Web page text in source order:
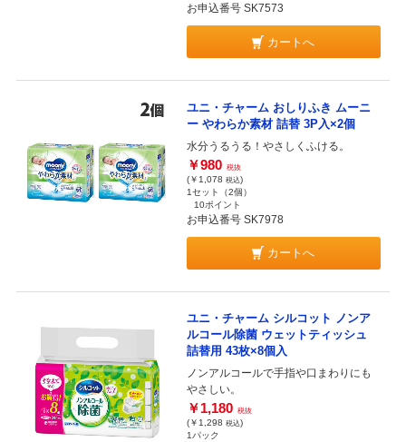
お申込番号 SK7573
カートへ
ユニ・チャーム おしりふき ムーニ
ー やわらか素材 詰替 3P入×2個
水分うるうる！やさしくふける。
￥980 税抜
(￥1,078 税込)
1セット（2個）
10ポイント
お申込番号 SK7978
カートへ
ユニ・チャーム シルコット ノンア
ルコール除菌 ウェットティッシュ
詰替用 43枚×8個入
ノンアルコールで手指や口まわりにも
やさしい。
￥1,180 税抜
(￥1,298 税込)
1パック